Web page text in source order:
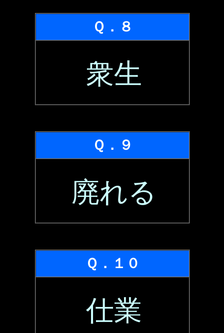
Ｑ．８
衆生
Ｑ．９
廃れる
Ｑ．１０
仕業